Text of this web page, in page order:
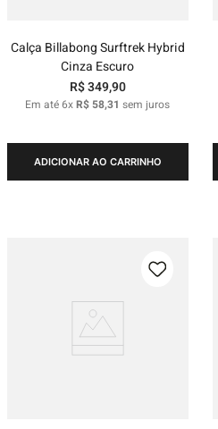
Calça Billabong Surftrek Hybrid
Cinza Escuro
R$349,90
Em até6xR$ 58,31 sem juros
ADICIONAR AO CARRINHO